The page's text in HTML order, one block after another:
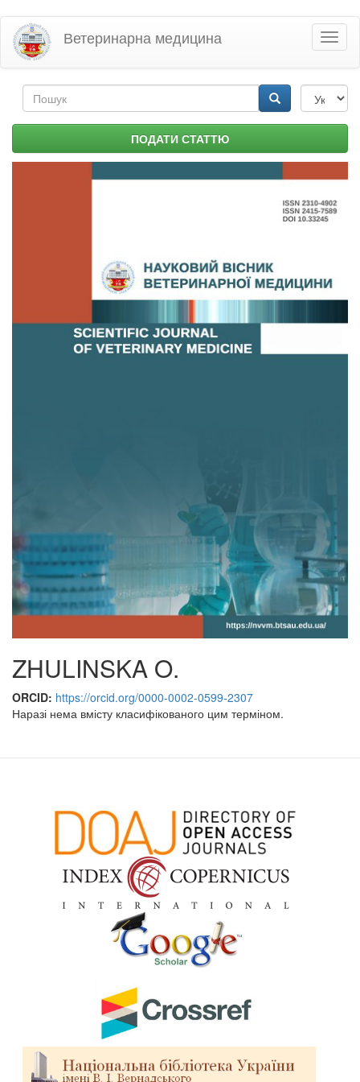
Перейти
основного
матеріалу
Ветеринарна медицина
Пошукова
форма ПОДАТИ СТАТТЮ
ZHULINSKA O.
ORCID: https://orcid.org/0000-0002-0599-2307
Наразі нема вмісту класифікованого цим терміном.